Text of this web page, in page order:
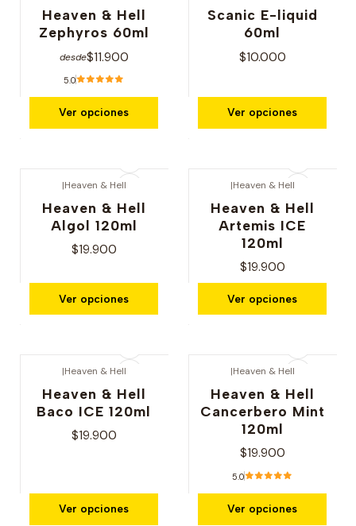
Heaven & Hell
Zephyros 60ml
desde$11.900
5.0
Ver opciones
Scanic E-liquid
60ml
$10.000
Ver opciones
|Heaven & Hell
Heaven & Hell
Algol 120ml
$19.900
Ver opciones
|Heaven & Hell
Heaven & Hell
Artemis ICE
120ml
$19.900
Ver opciones
|Heaven & Hell
Heaven & Hell
Baco ICE 120ml
$19.900
Ver opciones
|Heaven & Hell
Heaven & Hell
Cancerbero Mint
120ml
$19.900
5.0
Ver opciones